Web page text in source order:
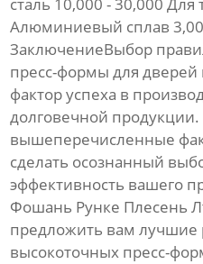
сталь 10,000 - 30,000
Алюминиевый сплав
ЗаключениеВыбор
пресс-формы для дверей
фактор успеха в
долговечной
вышеперечисленные
сделать осознанный
эффективность вашего
Фошань Рунке Плесень
предложить вам лучшие
высокоточных пресс-